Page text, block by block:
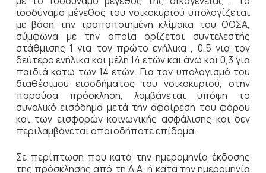
ισοδύναμο μέγεθος του νοικοκυριού υπολογίζεται
με βάση την τροποποιημένη κλίμακα του ΟΟΣΑ,
σύμφωνα με την οποία ορίζεται συντελεστής
στάθμισης 1 για τον πρώτο ενήλικα , 0,5 για τον
δεύτερο ενήλικα και μέλη 14 ετών και άνω και 0,3 για
παιδιά κάτω των 14 ετών. Για τον υπολογισμό του
διαθέσιμου εισοδήματος του νοικοκυριού, στην
παρούσα πρόσκληση, λαμβάνεται υπόψη το
συνολικό εισόδημα μετά την αφαίρεση του φόρου
και των εισφορών κοινωνικής ασφάλισης και δεν
περιλαμβάνεται οποιοδήποτε επίδομα.
Σε περίπτωση που κατά την ημερομηνία έκδοσης
της πρόσκλησης από τη Δ.Α. ή κατά την ημερομηνία